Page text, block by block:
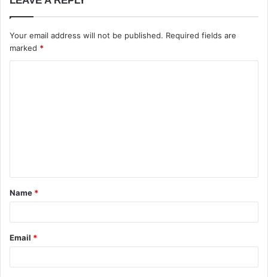
Your email address will not be published. Required fields are
marked *
Name *
Email *